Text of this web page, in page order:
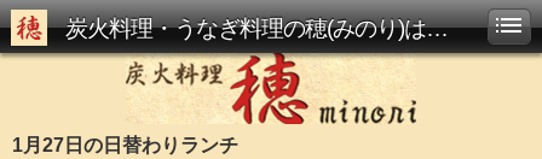
炭火料理・うなぎ料理の穂(みのり)は西大路駅からすぐです
1月27日の日替わりランチ